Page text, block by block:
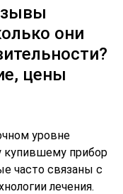
они
цены
уровне
купившему прибор
часто связаны с
лечения.